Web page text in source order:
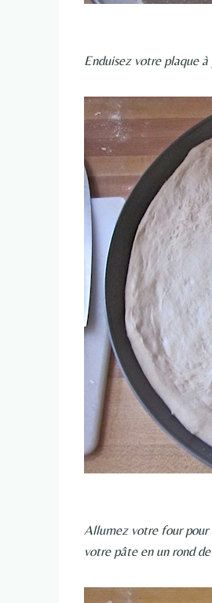
Enduisez votre plaque
Allumez votre four
votre pâte en un rond